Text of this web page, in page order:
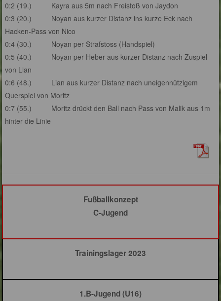
0:2 (19.) Kayra aus 5m nach Freistoß von Jaydon
0:3 (20.) Noyan aus kurzer Distanz ins kurze Eck nach
Hacken-Pass von Nico
0:4 (30.) Noyan per Strafstoss (Handspiel)
0:5 (40.) Noyan per Heber aus kurzer Distanz nach Zuspiel
von Lian
0:6 (48.) Lian aus kurzer Distanz nach uneigennützigem
Querspiel von Moritz
0:7 (55.) Moritz drückt den Ball nach Pass von Malik aus 1m
hinter die Linie
Fußballkonzept
C-Jugend
Trainingslager 2023
1.B-Jugend (U16)